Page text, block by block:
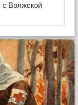
Волжской